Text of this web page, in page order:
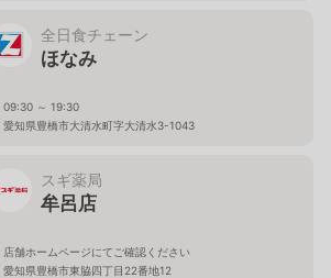
全日食チェーン
ほなみ
09:30 ～ 19:30
愛知県豊橋市大清水町字大清水3-1043
スギ薬局
牟呂店
店舗ホームページにてご確認ください
愛知県豊橋市東脇四丁目22番地12